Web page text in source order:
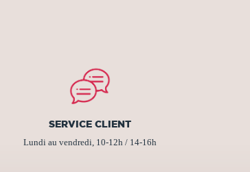
SERVICE CLIENT
Lundi au vendredi, 10-12h / 14-16h